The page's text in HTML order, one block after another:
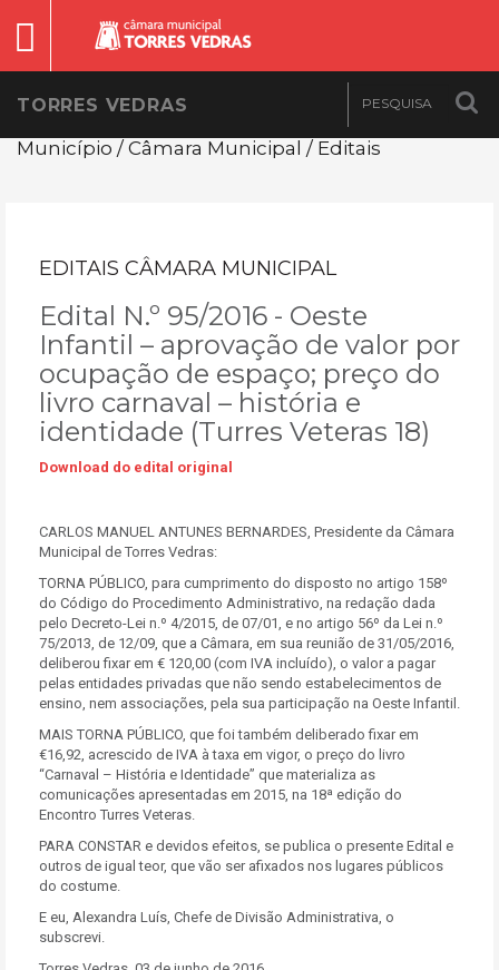
TORRES VEDRAS
Município / Câmara Municipal / Editais
EDITAIS CÂMARA MUNICIPAL
Edital N.º 95/2016 - Oeste
Infantil – aprovação de valor por
ocupação de espaço; preço do
livro carnaval – história e
identidade (Turres Veteras 18)
Download do edital original
CARLOS MANUEL ANTUNES BERNARDES, Presidente da Câmara
Municipal de Torres Vedras:
TORNA PÚBLICO, para cumprimento do disposto no artigo 158º
do Código do Procedimento Administrativo, na redação dada
pelo Decreto-Lei n.º 4/2015, de 07/01, e no artigo 56º da Lei n.º
75/2013, de 12/09, que a Câmara, em sua reunião de 31/05/2016,
deliberou fixar em € 120,00 (com IVA incluído), o valor a pagar
pelas entidades privadas que não sendo estabelecimentos de
ensino, nem associações, pela sua participação na Oeste Infantil.
MAIS TORNA PÚBLICO, que foi também deliberado fixar em
€16,92, acrescido de IVA à taxa em vigor, o preço do livro
“Carnaval – História e Identidade” que materializa as
comunicações apresentadas em 2015, na 18ª edição do
Encontro Turres Veteras.
PARA CONSTAR e devidos efeitos, se publica o presente Edital e
outros de igual teor, que vão ser afixados nos lugares públicos
do costume.
E eu, Alexandra Luís, Chefe de Divisão Administrativa, o
subscrevi.